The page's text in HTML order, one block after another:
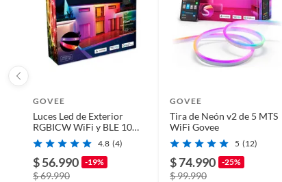
GOVEE
Luces Led de Exterior
RGBICW WiFi y BLE 10
Mts - Govee
4.8 (4)
$ 56.990 -19%
$ 69.990
GOVEE
Tira de Neón v2 de 5 MTS
WiFi Govee
5 (12)
$ 74.990 -25%
$ 99.990